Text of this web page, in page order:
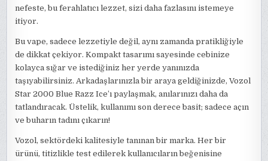
nefeste, bu ferahlatıcı lezzet, sizi daha fazlasını istemeye
itiyor.
Bu vape, sadece lezzetiyle değil, aynı zamanda pratikliğiyle
de dikkat çekiyor. Kompakt tasarımı sayesinde cebinize
kolayca sığar ve istediğiniz her yerde yanınızda
taşıyabilirsiniz. Arkadaşlarınızla bir araya geldiğinizde, Vozol
Star 2000 Blue Razz Ice’ı paylaşmak, anılarınızı daha da
tatlandıracak. Üstelik, kullanımı son derece basit; sadece açın
ve buharın tadını çıkarın!
Vozol, sektördeki kalitesiyle tanınan bir marka. Her bir
ürünü, titizlikle test edilerek kullanıcıların beğenisine